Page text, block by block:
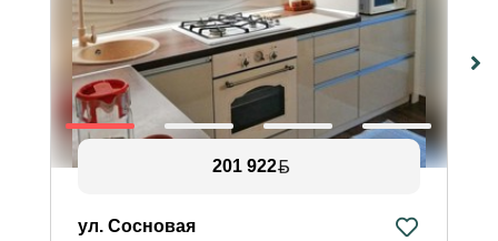
201 922
ул. Сосновая